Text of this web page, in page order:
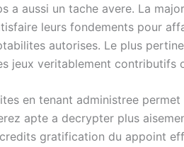
a aussi un tache avere. La
leurs fondements pour
autorises. Le plus
jeux veritablement contributifs
en tenant administree
apte a decrypter plus
gratification du appoint